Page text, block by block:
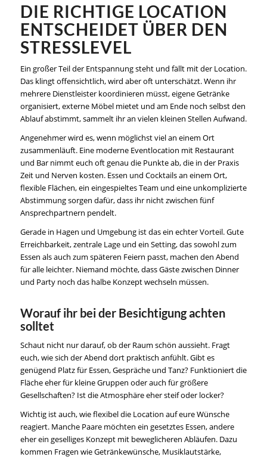
DIE RICHTIGE LOCATION
ENTSCHEIDET ÜBER DEN
STRESSLEVEL
Ein großer Teil der Entspannung steht und fällt mit der Location.
Das klingt offensichtlich, wird aber oft unterschätzt. Wenn ihr
mehrere Dienstleister koordinieren müsst, eigene Getränke
organisiert, externe Möbel mietet und am Ende noch selbst den
Ablauf abstimmt, sammelt ihr an vielen kleinen Stellen Aufwand.
Angenehmer wird es, wenn möglichst viel an einem Ort
zusammenläuft. Eine moderne Eventlocation mit Restaurant
und Bar nimmt euch oft genau die Punkte ab, die in der Praxis
Zeit und Nerven kosten. Essen und Cocktails an einem Ort,
flexible Flächen, ein eingespieltes Team und eine unkomplizierte
Abstimmung sorgen dafür, dass ihr nicht zwischen fünf
Ansprechpartnern pendelt.
Gerade in Hagen und Umgebung ist das ein echter Vorteil. Gute
Erreichbarkeit, zentrale Lage und ein Setting, das sowohl zum
Essen als auch zum späteren Feiern passt, machen den Abend
für alle leichter. Niemand möchte, dass Gäste zwischen Dinner
und Party noch das halbe Konzept wechseln müssen.
Worauf ihr bei der Besichtigung achten
solltet
Schaut nicht nur darauf, ob der Raum schön aussieht. Fragt
euch, wie sich der Abend dort praktisch anfühlt. Gibt es
genügend Platz für Essen, Gespräche und Tanz? Funktioniert die
Fläche eher für kleine Gruppen oder auch für größere
Gesellschaften? Ist die Atmosphäre eher steif oder locker?
Wichtig ist auch, wie flexibel die Location auf eure Wünsche
reagiert. Manche Paare möchten ein gesetztes Essen, andere
eher ein geselliges Konzept mit beweglicheren Abläufen. Dazu
kommen Fragen wie Getränkewünsche, Musiklautstärke,